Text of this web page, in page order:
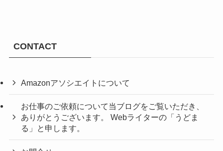
CONTACT
Amazonアソシエイトについて
お仕事のご依頼について当ブログをご覧いただき、
ありがとうございます。 Webライターの「うどま
る」と申します。